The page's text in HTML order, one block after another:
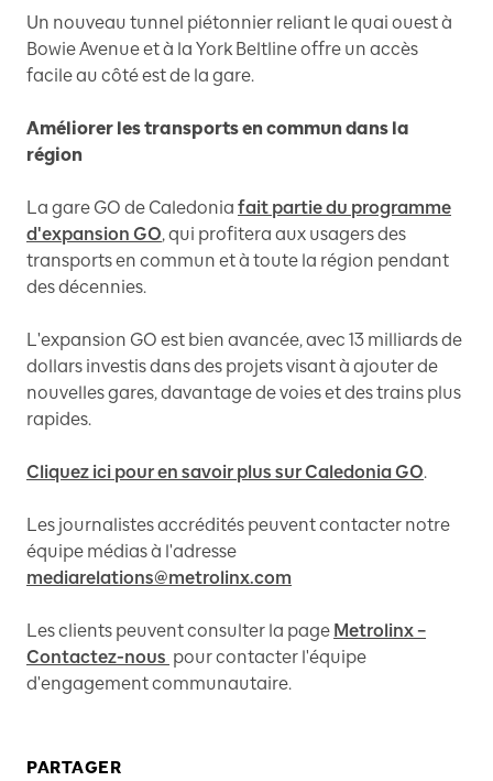
Un nouveau tunnel piétonnier reliant le quai ouest à
Bowie Avenue et à la York Beltline offre un accès
facile au côté est de la gare.
Améliorer les transports en commun dans la
région
La gare GO de Caledonia fait partie du programme
d'expansion GO, qui profitera aux usagers des
transports en commun et à toute la région pendant
des décennies.
L'expansion GO est bien avancée, avec 13 milliards de
dollars investis dans des projets visant à ajouter de
nouvelles gares, davantage de voies et des trains plus
rapides.
Cliquez ici pour en savoir plus sur Caledonia GO.
Les journalistes accrédités peuvent contacter notre
équipe médias à l'adresse
mediarelations@metrolinx.com
Les clients peuvent consulter la page Metrolinx –
Contactez-nous pour contacter l'équipe
d'engagement communautaire.
PARTAGER